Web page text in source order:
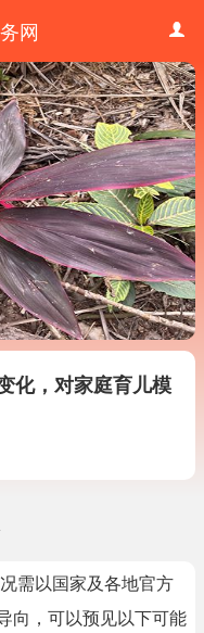
网
化，对家庭育儿模
需以国家及各地官方
向，可以预见以下可能